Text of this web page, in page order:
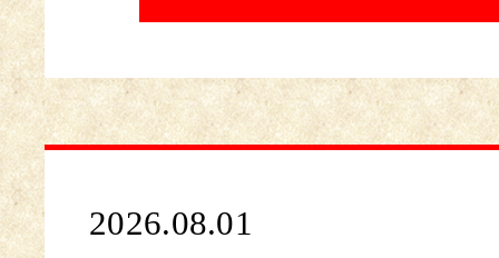
2026.08.01